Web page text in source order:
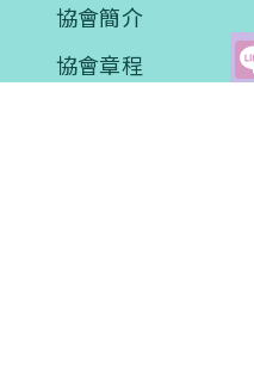
協會簡介
協會章程